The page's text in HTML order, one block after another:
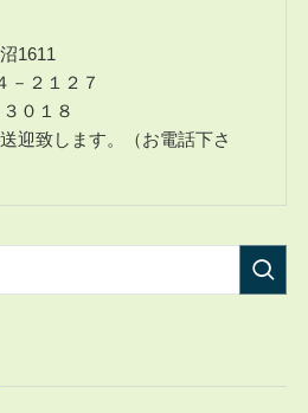
1611
－２１２７
０１８
迎致します。（お電話下さ